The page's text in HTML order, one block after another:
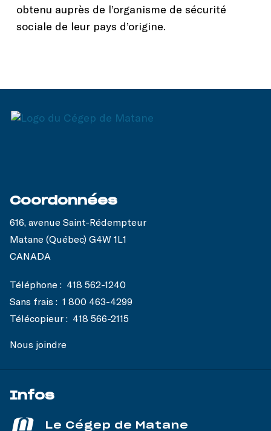
obtenu auprès de l’organisme de sécurité
sociale de leur pays d’origine.
Coordonnées
616, avenue Saint-Rédempteur
Matane (Québec) G4W 1L1
CANADA
Téléphone : 418 562-1240
Sans frais : 1 800 463-4299
Télécopieur : 418 566-2115
Nous joindre
Infos
Le Cégep de Matane